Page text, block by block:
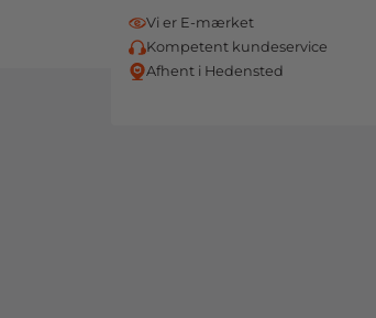
Vi er E-mærket
Kompetent kundeservice
Afhent i Hedensted